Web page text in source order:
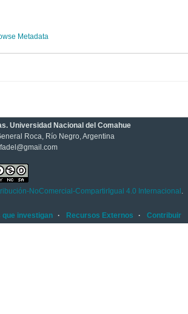
Metadata
Universidad Nacional del Comahue
Roca, Río Negro, Argentina
NoComercial-CompartirIgual 4.0 Internacional .
que investigan Recursos Externos Contribuir